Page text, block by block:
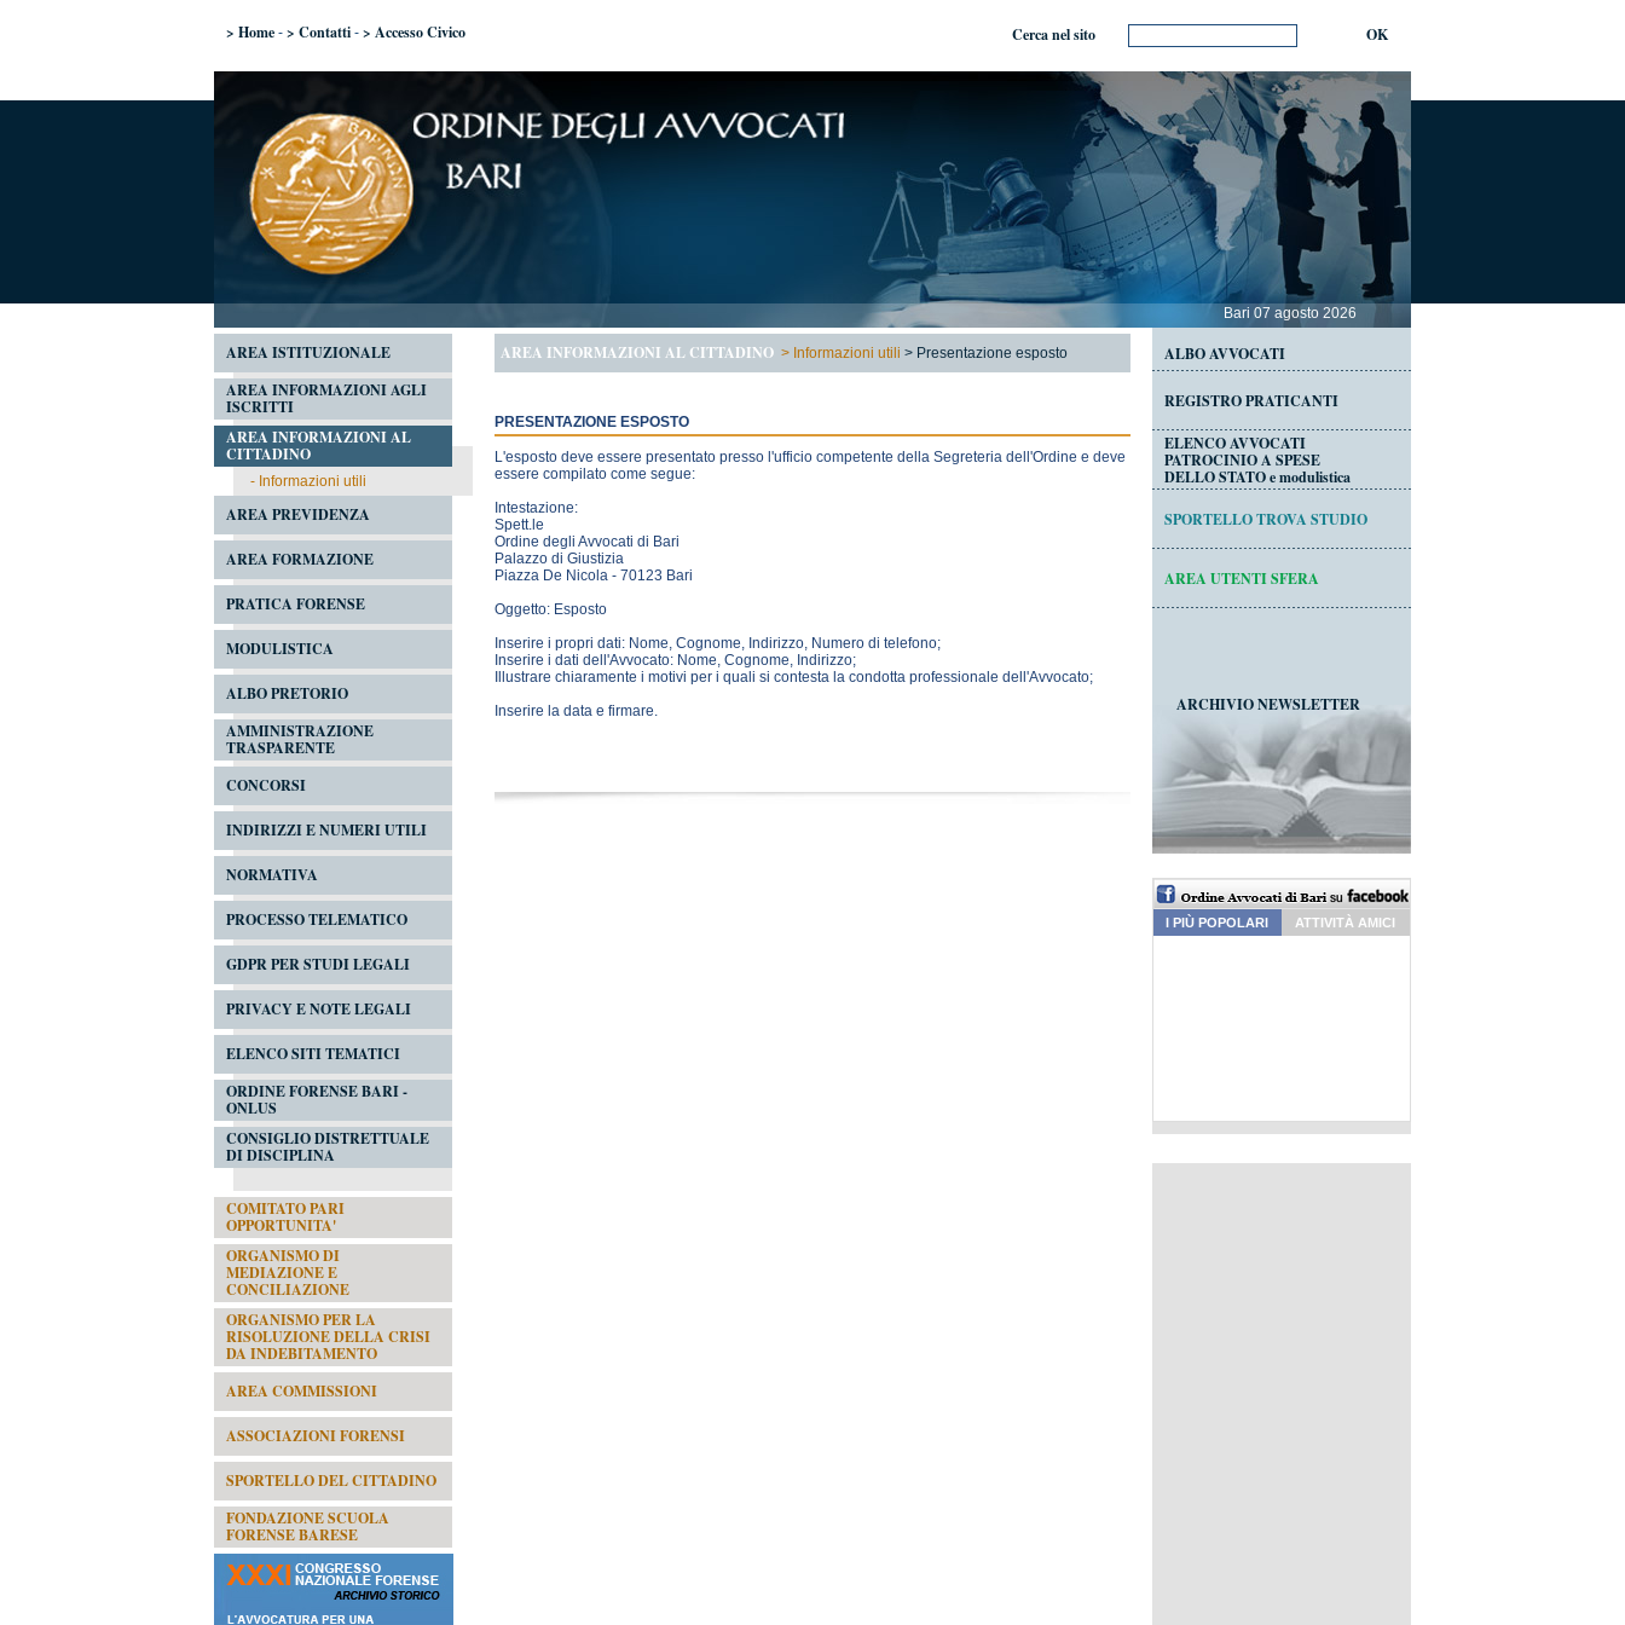
> Home - > Contatti - > Accesso Civico Cerca nel sito OK
Bari 07 agosto 2026
AREA ISTITUZIONALE
AREA INFORMAZIONI AGLI
ISCRITTI
AREA INFORMAZIONI AL
CITTADINO
- Informazioni utili
AREA PREVIDENZA
AREA FORMAZIONE
PRATICA FORENSE
MODULISTICA
ALBO PRETORIO
AMMINISTRAZIONE
TRASPARENTE
CONCORSI
INDIRIZZI E NUMERI UTILI
NORMATIVA
PROCESSO TELEMATICO
GDPR PER STUDI LEGALI
PRIVACY E NOTE LEGALI
ELENCO SITI TEMATICI
ORDINE FORENSE BARI -
ONLUS
CONSIGLIO DISTRETTUALE
DI DISCIPLINA
COMITATO PARI
OPPORTUNITA'
ORGANISMO DI
MEDIAZIONE E
CONCILIAZIONE
ORGANISMO PER LA
RISOLUZIONE DELLA CRISI
DA INDEBITAMENTO
AREA COMMISSIONI
ASSOCIAZIONI FORENSI
SPORTELLO DEL CITTADINO
FONDAZIONE SCUOLA
FORENSE BARESE
AREA INFORMAZIONI AL CITTADINO > Informazioni utili > Presentazione esposto
PRESENTAZIONE ESPOSTO
L'esposto deve essere presentato presso l'ufficio competente della Segreteria dell'Ordine e deve
essere compilato come segue:
Intestazione:
Spett.le
Ordine degli Avvocati di Bari
Palazzo di Giustizia
Piazza De Nicola - 70123 Bari
Oggetto: Esposto
Inserire i propri dati: Nome, Cognome, Indirizzo, Numero di telefono;
Inserire i dati dell'Avvocato: Nome, Cognome, Indirizzo;
Illustrare chiaramente i motivi per i quali si contesta la condotta professionale dell'Avvocato;
Inserire la data e firmare.
ALBO AVVOCATI
REGISTRO PRATICANTI
ELENCO AVVOCATI
PATROCINIO A SPESE
DELLO STATO e modulistica
SPORTELLO TROVA STUDIO
AREA UTENTI SFERA
ARCHIVIO NEWSLETTER
I PIÙ POPOLARI ATTIVITÀ AMICI